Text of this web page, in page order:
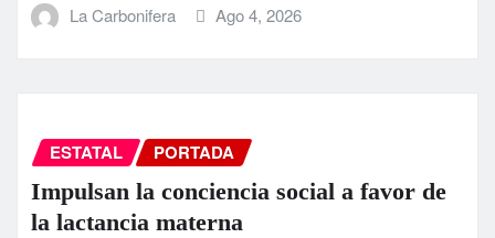
La Carbonifera Ago 4, 2026
ESTATAL PORTADA
Impulsan la conciencia social a favor de
la lactancia materna